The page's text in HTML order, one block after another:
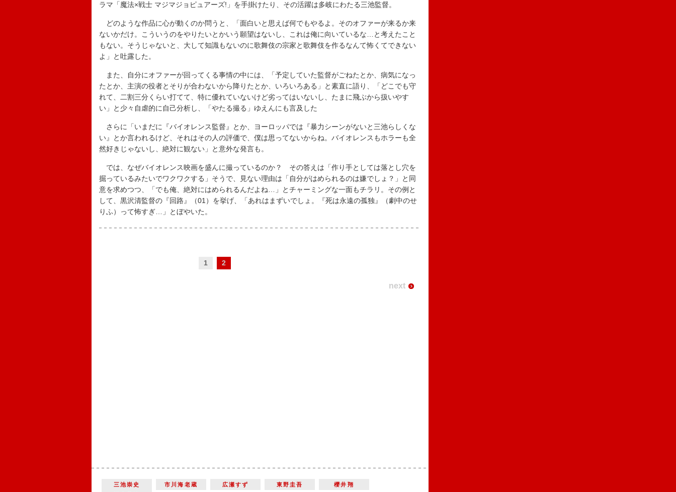
ラマ「魔法×戦士 マジマジョピュアーズ!」を手掛けたり、その活躍は多岐にわたる三池監督。
どのような作品に心が動くのか問うと、「面白いと思えば何でもやるよ。そのオファーが来るか来
ないかだけ。こういうのをやりたいとかいう願望はないし、これは俺に向いているな…と考えたこと
もない。そうじゃないと、大して知識もないのに歌舞伎の宗家と歌舞伎を作るなんて怖くてできない
よ」と吐露した。
また、自分にオファーが回ってくる事情の中には、「予定していた監督がごねたとか、病気になっ
たとか、主演の役者とそりが合わないから降りたとか、いろいろある」と素直に語り、「どこでも守
れて、二割三分くらい打てて、特に優れていないけど劣ってはいないし、たまに飛ぶから扱いやす
い」と少々自虐的に自己分析し、「やたる撮る」ゆえんにも言及した
さらに「いまだに『バイオレンス監督』とか、ヨーロッパでは『暴力シーンがないと三池らしくな
い』とか言われるけど、それはその人の評価で、僕は思ってないからね。バイオレンスもホラーも全
然好きじゃないし、絶対に観ない」と意外な発言も。
では、なぜバイオレンス映画を盛んに撮っているのか？ その答えは「作り手としては落とし穴を
掘っているみたいでワクワクする」そうで、見ない理由は「自分がはめられるのは嫌でしょ？」と同
意を求めつつ、「でも俺、絶対にはめられるんだよね…」とチャーミングな一面もチラリ。その例と
して、黒沢清監督の『回路』（01）を挙げ、「あれはまずいでしょ。『死は永遠の孤独』（劇中のせ
りふ）って怖すぎ…」とぼやいた。
1 2
next
三池崇史 市川海老蔵 広瀬すず 東野圭吾
櫻井翔